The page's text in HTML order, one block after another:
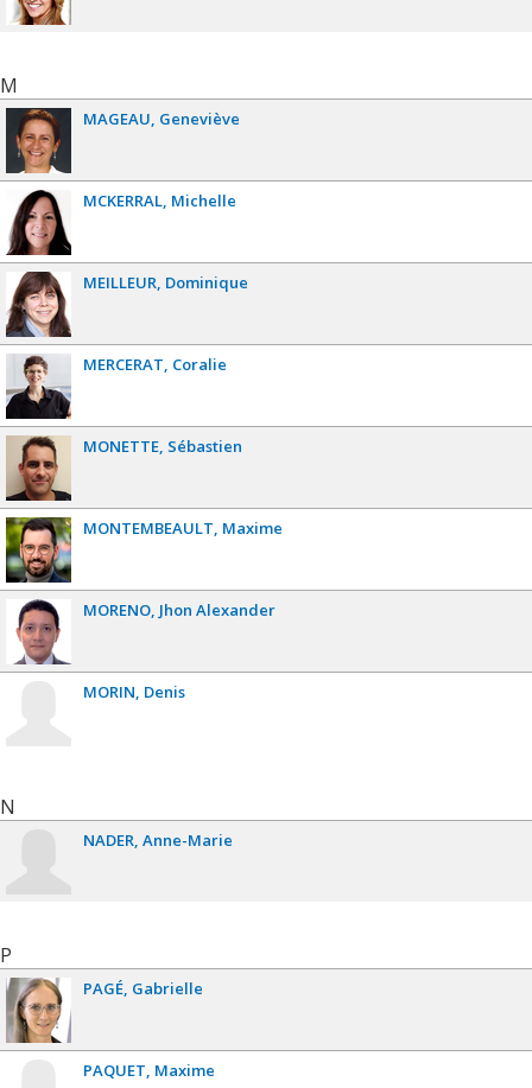
M
MAGEAU Geneviève
MCKERRAL Michelle
MEILLEUR Dominique
MERCERAT Coralie
MONETTE Sébastien
MONTEMBEAULT Maxime
MORENO Jhon Alexander
MORIN Denis
N
NADER Anne-Marie
P
PAGÉ Gabrielle
PAQUET Maxime